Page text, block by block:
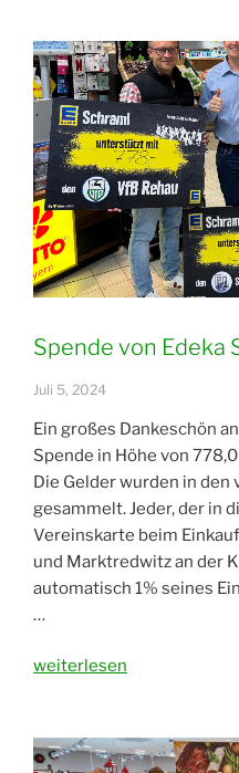
Schraml“
Spende von Edeka
Juli 5, 2024
Ein großes Dankeschön
Spende in Höhe von
Die Gelder wurden in den
gesammelt. Jeder, der in
Vereinskarte beim
und Marktredwitz an der
automatisch 1% seines
…
„Spende
Schraml“
weiterlesen